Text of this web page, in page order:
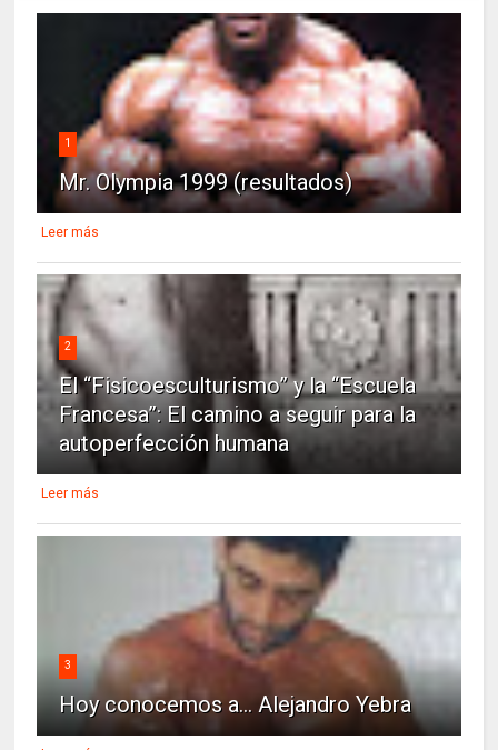
1
Mr. Olympia 1999 (resultados)
Leer más
2
El “Fisicoesculturismo” y la “Escuela
Francesa”: El camino a seguir para la
autoperfección humana
Leer más
3
Hoy conocemos a... Alejandro Yebra